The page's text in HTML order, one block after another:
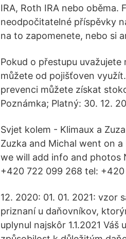
IRA, Roth IRA nebo
neodpočitatelné příspěvky
na to zapomenete, nebo si
Pokud o přestupu
můžete od pojišťoven
prevenci můžete získat
Poznámka; Platný: 30. 12.
Svjet kolem - Klimaux a
Zuzka and Michal went on
we will add info and photos
+420 722 099 268 tel:
12. 2020: 01. 01. 2021:
priznaní u daňovníkov,
uplynul najskôr 1.1.2021